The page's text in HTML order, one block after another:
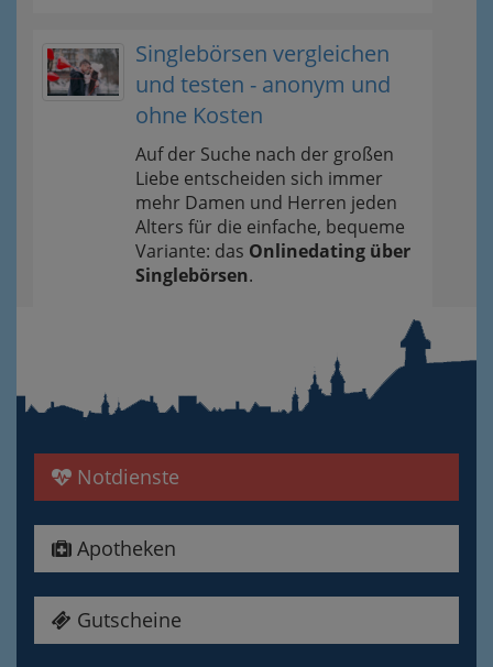
Singlebörsen vergleichen
und testen - anonym und
ohne Kosten
Auf der Suche nach der großen
Liebe entscheiden sich immer
mehr Damen und Herren jeden
Alters für die einfache, bequeme
Variante: das Onlinedating über
Singlebörsen.
Notdienste
Apotheken
Gutscheine